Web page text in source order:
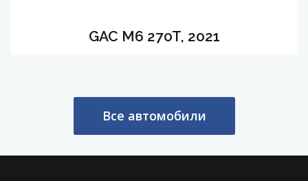
GAC M6 270T, 2021
Все автомобили